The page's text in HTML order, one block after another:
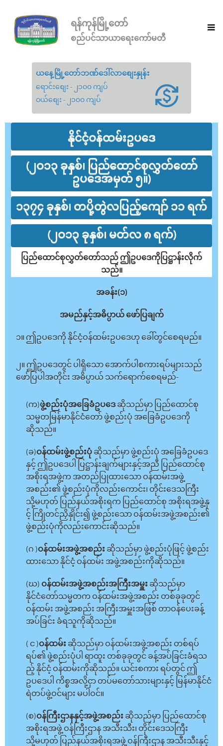
ရန်ကုန်မြို့တော်
စည်ပင်သာယာရေးကော်မတီ
ယနေ့မြို့တော်ဘဏ်ဒေါ်လာစျေးနှုန်း
ရောင်းစျေး - ၂၁၀၀ ကျပ်
ဝယ်စျေး - ၂၁၀၀ ကျပ်
နိုင်ငံ့ဝန်ထမ်းဥပဒေ
(၂ဝ၁၃ ခုနှစ်၊ ပြည်ထောင်စုလွှတ်တော်
ဥပဒေအမှတ် ၅။)
၁၃၇၄ ခုနှစ်၊ တပို့တွဲလပြည့်ကျော် ၁၁ ရက်
(၂ဝ၁၃ ခုနှစ်၊ မတ်လ ၈ ရက်)
ပြည်ထောင်စုလွှတ်တော်သည် ဤဥပဒေကိုပြဋ္ဌာန်းလိုက်
သည်။
အခန်း(၁)
အမည်နှင့်အဓိပ္ပာယ် ဖော်ပြချက်
၁။ ဤဥပဒေကို နိုင်ငံ့ဝန်ထမ်းဥပဒေဟု ခေါ်တွင်စေရမည်။
၂။ ဤဥပဒေတွင် ပါရှိသော အောက်ပါစကားရပ်များသည်
ဖော်ပြပါအတိုင်း အဓိပ္ပာယ် သက်ရောက်စေရမည်-
(က)ဖွဲ့စည်းပုံအခြေခံဥပဒေဆိုသည်မှာ ပြည်ထောင်စု
သမ္မတမြန်မာနိုင်ငံတော် ဖွဲ့စည်းပုံ အခြေခံဥပဒေကို
ဆိုသည်။
(ခ)ဝန်ထမ်းဖွဲ့စည်းပုံ ဆိုသည်မှာ ဖွဲ့စည်းပုံ အခြေခံဥပဒေ
နှင့် ဤဥပဒေပါ ပြဋ္ဌာန်းချက်များနှင့်အညီ ပြည်ထောင်စု
အစိုးရအဖွဲ့က အတည်ပြုထားသော ဝန်ထမ်းအဖွဲ့
အစည်း၏ ဖွဲ့စည်းပုံကိုလည်းကောင်း၊ တိုင်းဒေသကြီး
သို့မဟုတ် ပြည်နယ်အစိုးရက ပြည်ထောင်စု အစိုးရအဖွဲ့နှ
င့် ကြိုတင်ညှိနှိုင်း၍ ဖွဲ့စည်းသော ဝန်ထမ်းအဖွဲ့အစည်း၏
ဖွဲ့စည်းပုံကိုလည်းကောင်းဆိုသည်။
(ဂ )ဝန်ထမ်းအဖွဲ့အစည်း ဆိုသည်မှာ ဖွဲ့စည်းပုံဖြင့် ဖွဲ့စည်း
ထားသော နိုင်ငံ့ ဝန်ထမ်း အဖွဲ့အစည်းကိုဆိုသည်။
(ဃ) ဝန်ထမ်းအဖွဲ့အစည်းအကြီးအမှူး ဆိုသည်မှာ
နိုင်ငံတော်သမ္မတက ဝန်ထမ်းအဖွဲ့အစည်း တစ်ခုခုတွင်
ဝန်ထမ်း အဖွဲ့အစည်း အကြီးအမှူးအဖြစ် တာဝန်ပေးခန့်
အပ်ခြင်း ခံရသူကိုဆိုသည်။
( င )ဝန်ထမ်း ဆိုသည်မှာ ဝန်ထမ်းအဖွဲ့အစည်း တစ်ရပ်
ရပ်၏ ဖွဲ့စည်းပုံပါ ရာထူး တစ်ခုခုတွင် ခန့်အပ်ခြင်းခံရသ
ည့် နိုင်ငံ့ ဝန်ထမ်းကိုဆိုသည်။ ယင်းစကား ရပ်တွင် ဤ
ဥပဒေပါ ကိစ္စအလို့ငှာ တပ်မတော်သားများနှင့် မြန်မာနိုင်ငံ
ရဲတပ်ဖွဲ့ဝင်များ မပါဝင်။
(စ)ဝန်ကြီးဌာနနှင့်အဖွဲ့အစည်း ဆိုသည်မှာ ပြည်ထောင်စု
အစိုးရအဖွဲ့ ဝန်ကြီးဌာန အသီးသီး၊ တိုင်းဒေသကြီး
သို့မဟုတ် ပြည်နယ်အစိုးရအဖွဲ့ ဝန်ကြီးဌာန အသီးသီးနှင့်